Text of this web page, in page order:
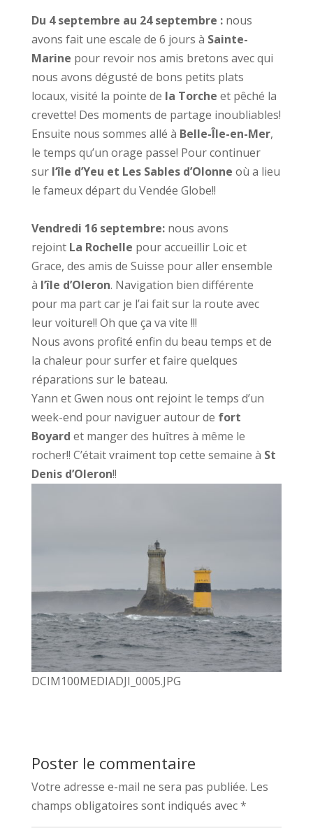
Du 4 septembre au 24 septembre :nous
avons fait une escale de 6 jours à Sainte-
Marine pour revoir nos amis bretons avec qui
nous avons dégusté de bons petits plats
locaux, visité la pointe de la Torche et pêché la
crevette! Des moments de partage inoubliables!
Ensuite nous sommes allé à Belle-Île-en-Mer,
le temps qu’un orage passe! Pour continuer
surl‘île d’Yeu et Les Sables d’Olonne où a lieu
le fameux départ du Vendée Globe!!
Vendredi 16 septembre:nous avons
rejoint La Rochelle pour accueillir Loic et
Grace, des amis de Suisse pour aller ensemble
à l’île d’Oleron. Navigation bien différente
pour ma part car je l’ai fait sur la route avec
leur voiture!! Oh que ça va vite !!!
Nous avons profité enfin du beau temps et de
la chaleur pour surfer et faire quelques
réparations sur le bateau.
Yann et Gwen nous ont rejoint le temps d’un
week-end pour naviguer autour de fort
Boyard et manger des huîtres à même le
rocher!! C’était vraiment top cette semaine à St
Denis d’Oleron!!
DCIM100MEDIADJI_0005.JPG
Poster le commentaire
Votre adresse e-mail ne sera pas publiée. Les
champs obligatoires sont indiqués avec*